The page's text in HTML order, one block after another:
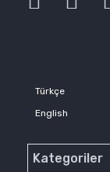
Türkçe
English
Kategoriler